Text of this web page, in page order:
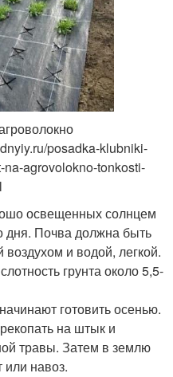
posadka-klubniki-
agrovolokno-tonkosti-
освещенных солнцем
дня. Почва должна быть
и водой, легкой.
грунта около 5,5-
готовить осенью.
на штык и
травы. Затем в землю
или навоз.